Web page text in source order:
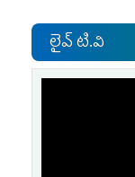
లైవ్ టి.వి